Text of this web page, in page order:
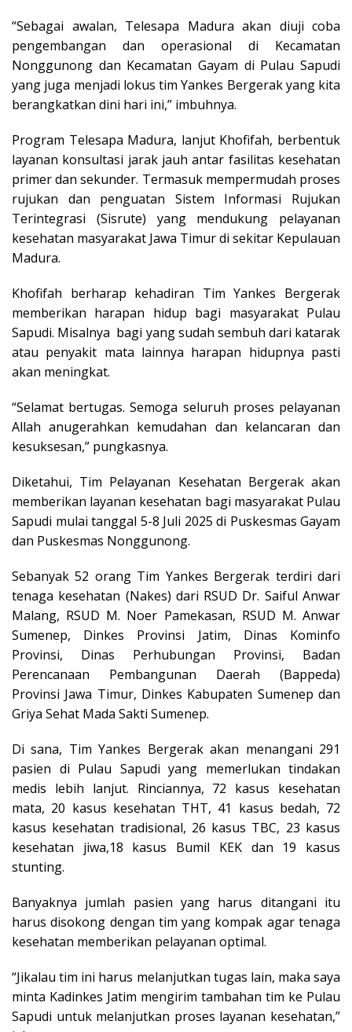
“Sebagai awalan, Telesapa Madura akan diuji coba
pengembangan dan operasional di Kecamatan
Nonggunong dan Kecamatan Gayam di Pulau Sapudi
yang juga menjadi lokus tim Yankes Bergerak yang kita
berangkatkan dini hari ini,” imbuhnya.
Program Telesapa Madura, lanjut Khofifah, berbentuk
layanan konsultasi jarak jauh antar fasilitas kesehatan
primer dan sekunder. Termasuk mempermudah proses
rujukan dan penguatan Sistem Informasi Rujukan
Terintegrasi (Sisrute) yang mendukung pelayanan
kesehatan masyarakat Jawa Timur di sekitar Kepulauan
Madura.
Khofifah berharap kehadiran Tim Yankes Bergerak
memberikan harapan hidup bagi masyarakat Pulau
Sapudi. Misalnya bagi yang sudah sembuh dari katarak
atau penyakit mata lainnya harapan hidupnya pasti
akan meningkat.
“Selamat bertugas. Semoga seluruh proses pelayanan
Allah anugerahkan kemudahan dan kelancaran dan
kesuksesan,” pungkasnya.
Diketahui, Tim Pelayanan Kesehatan Bergerak akan
memberikan layanan kesehatan bagi masyarakat Pulau
Sapudi mulai tanggal 5-8 Juli 2025 di Puskesmas Gayam
dan Puskesmas Nonggunong.
Sebanyak 52 orang Tim Yankes Bergerak terdiri dari
tenaga kesehatan (Nakes) dari RSUD Dr. Saiful Anwar
Malang, RSUD M. Noer Pamekasan, RSUD M. Anwar
Sumenep, Dinkes Provinsi Jatim, Dinas Kominfo
Provinsi, Dinas Perhubungan Provinsi, Badan
Perencanaan Pembangunan Daerah (Bappeda)
Provinsi Jawa Timur, Dinkes Kabupaten Sumenep dan
Griya Sehat Mada Sakti Sumenep.
Di sana, Tim Yankes Bergerak akan menangani 291
pasien di Pulau Sapudi yang memerlukan tindakan
medis lebih lanjut. Rinciannya, 72 kasus kesehatan
mata, 20 kasus kesehatan THT, 41 kasus bedah, 72
kasus kesehatan tradisional, 26 kasus TBC, 23 kasus
kesehatan jiwa,18 kasus Bumil KEK dan 19 kasus
stunting.
Banyaknya jumlah pasien yang harus ditangani itu
harus disokong dengan tim yang kompak agar tenaga
kesehatan memberikan pelayanan optimal.
“Jikalau tim ini harus melanjutkan tugas lain, maka saya
minta Kadinkes Jatim mengirim tambahan tim ke Pulau
Sapudi untuk melanjutkan proses layanan kesehatan,”